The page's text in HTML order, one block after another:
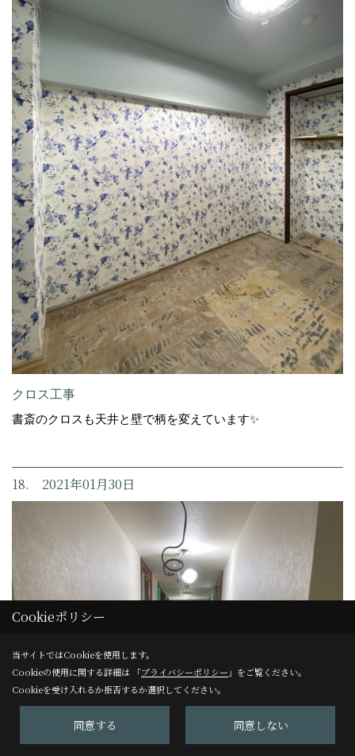
クロス工事
書斎のクロスも天井と壁で柄を変えています✨
18. 2021年01月30日
Cookieポリシー
当サイトではCookieを使用します。
Cookieの使用に関する詳細は 「プライバシーポリシー 」をご覧ください。
Cookieを受け入れるか拒否するか選択してください。
同意する 同意しない